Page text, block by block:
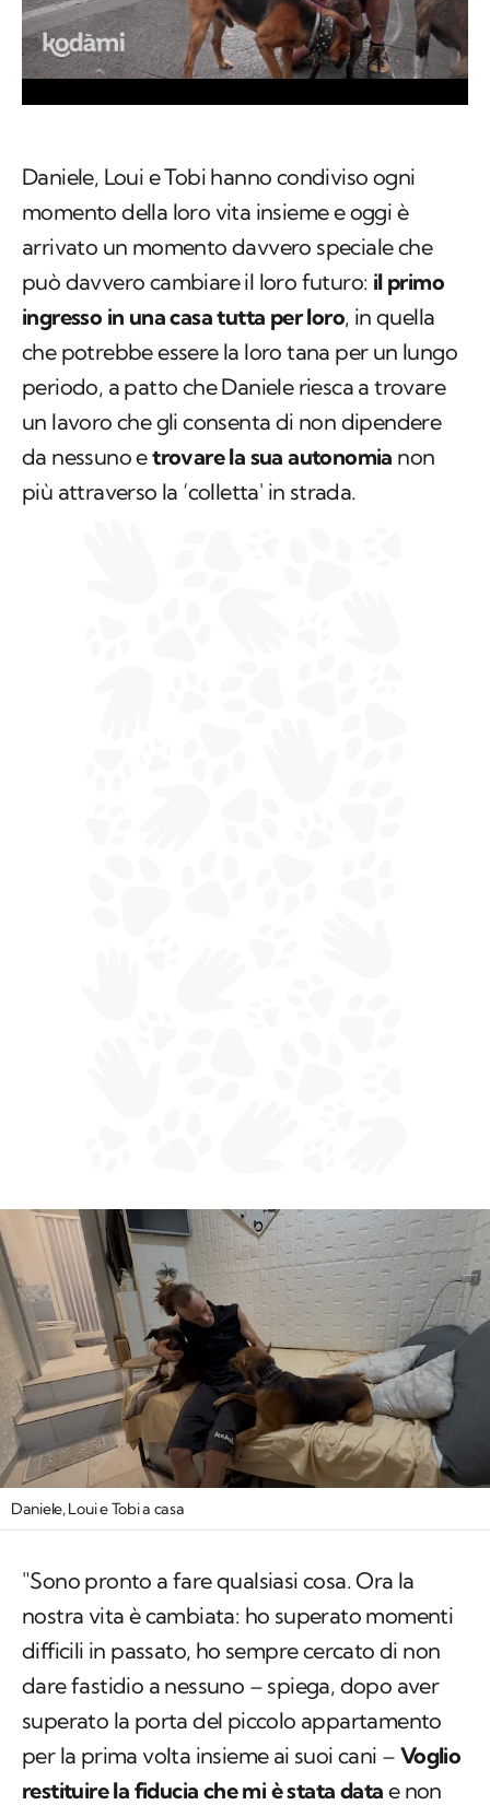
Daniele, Loui e Tobi hanno condiviso ogni
momento della loro vita insieme e oggi è
arrivato un momento davvero speciale che
può davvero cambiare il loro futuro: il primo
ingresso in una casa tutta per loro, in quella
che potrebbe essere la loro tana per un lungo
periodo, a patto che Daniele riesca a trovare
un lavoro che gli consenta di non dipendere
da nessuno etrovare la sua autonomia non
più attraverso la ‘colletta' in strada.
Daniele, Loui e Tobi a casa
"Sono pronto a fare qualsiasi cosa. Ora la
nostra vita è cambiata: ho superato momenti
difficili in passato, ho sempre cercato di non
dare fastidio a nessuno – spiega, dopo aver
superato la porta del piccolo appartamento
per la prima volta insieme ai suoi cani – Voglio
restituire la fiducia che mi è stata data e non